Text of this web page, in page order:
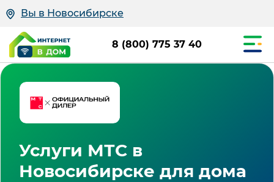
Вы в Новосибирске
8 (800) 775 37 40
Услуги МТС в
Новосибирске для дома